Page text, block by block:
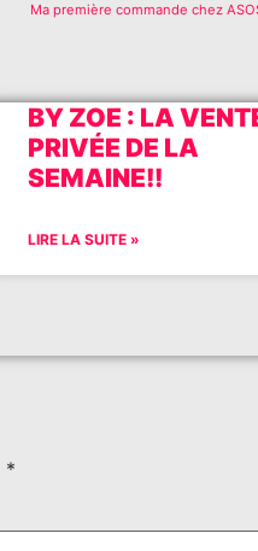
Ma première commande chez
BY ZOE : LA
PRIVÉE DE LA
SEMAINE!!
LIRE LA SUITE »
*